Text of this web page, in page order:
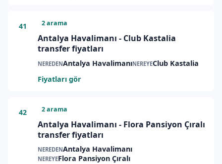
41 2 arama
Antalya Havalimanı - Club Kastalia
transfer fiyatları
NEREDENAntalya HavalimanıNEREYEClub Kastalia
Fiyatları gör
42 2 arama
Antalya Havalimanı - Flora Pansiyon Çıralı
transfer fiyatları
NEREDENAntalya Havalimanı
NEREYEFlora Pansiyon Çıralı